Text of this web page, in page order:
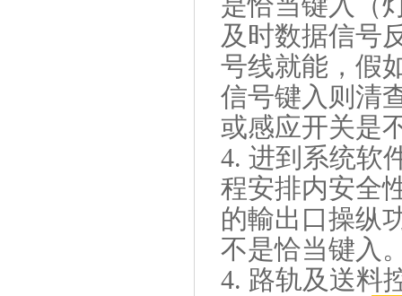
及时数据信号
号线就能，假
信号键入则清
或感应开关是
4. 进到系统软
程安排内安全
的輸出口操纵
不是恰当键入
4. 路轨及送料